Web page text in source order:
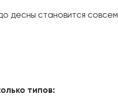
десны становится совсем
типов: